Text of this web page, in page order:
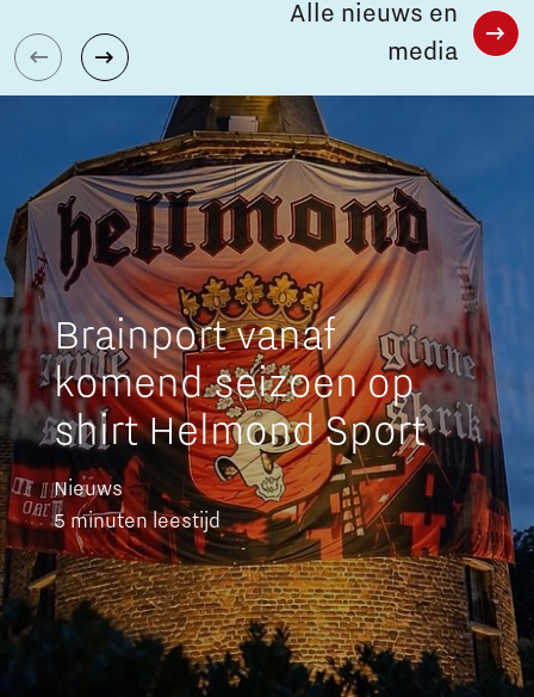
Brainport vanaf
komend seizoen op
shirt Helmond Sport
Nieuws
5 minuten leestijd
Alle nieuws en
media